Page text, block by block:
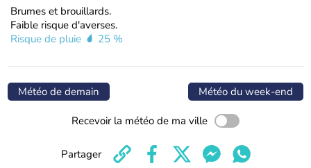
Brumes et brouillards.
Faible risque d'averses.
Risque de pluie
25 %
Météo de demain Météo du week-end
Recevoir la météo de ma ville
Partager